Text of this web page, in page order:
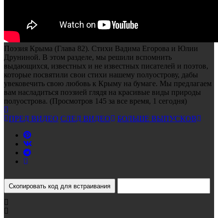
Поэзия Крыма (Глава 82). Стихи Вадима Егорова и Юлии
Друниной. В этом разделе, мы решили вспомнить
выдающихся, известных и не известных писателей и поэтов,
которые посвятили свои стихи нашему полуострову, дабы
увековечить свою любовь к Крыму на бумаге. Мы предлагаем
вам насладиться поэзией глядя на красивые виды природы
полуострова. (Просмотров 145 за все время, 1 сегодня)
ПРЕД ВИДЕО СЛЕД ВИДЕО БОЛЬШЕ ВЫПУСКОВ
Скопировать код для встраивания